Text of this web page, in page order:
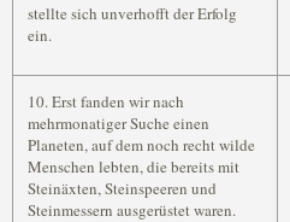
stellte sich unverhofft der Erfolg
ein.
10. Erst fanden wir nach
mehrmonatiger Suche einen
Planeten, auf dem noch recht wilde
Menschen lebten, die bereits mit
Steinäxten, Steinspeeren und
Steinmessern ausgerüstet waren.